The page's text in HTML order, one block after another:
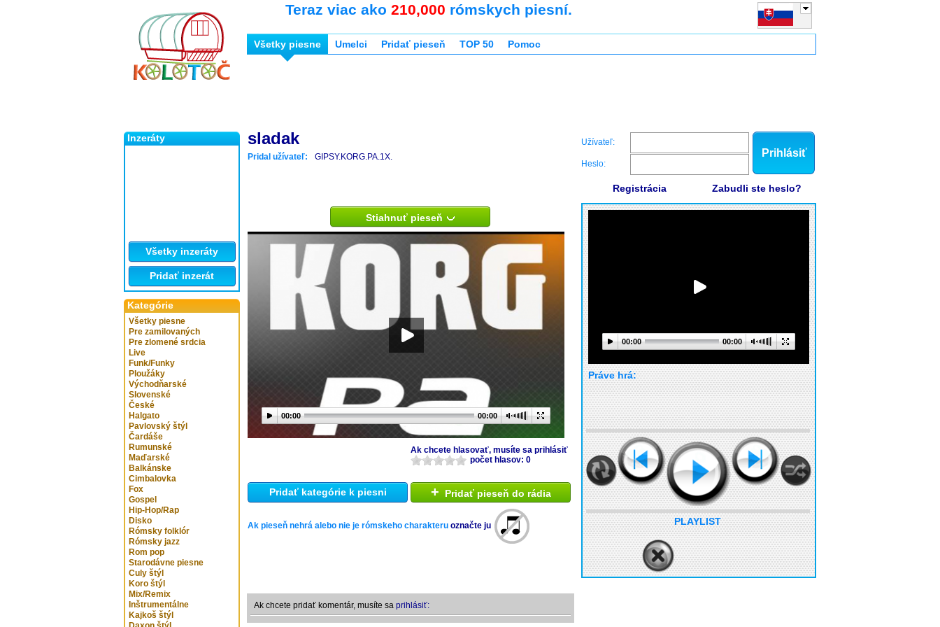
Inzeráty
Všetky inzeráty
Pridať inzerát
Kategórie
Všetky piesne
Pre zamilovaných
Pre zlomené srdcia
Live
Funk/Funky
Ploužáky
Východňarské
Slovenské
České
Halgato
Pavlovský štýl
Čardáše
Rumunské
Maďarské
Balkánske
Cimbalovka
Fox
Gospel
Hip-Hop/Rap
Disko
Rómsky folklór
Rómsky jazz
Rom pop
Starodávne piesne
Culy štýl
Koro štýl
Mix/Remix
Inštrumentálne
Kajkoš štýl
Teraz viac ako 210,000 rómskych piesní.
Všetky piesne Umelci Pridať pieseň TOP 50 Pomoc
sladak
Pridal užívateľ: GIPSY.KORG.PA.1X.
Stiahnuť pieseň
00:00 00:00
Ak chcete hlasovať, musíte sa prihlásiť
počet hlasov: 0
Pridať kategórie k piesni + Pridať pieseň do rádia
Ak pieseň nehrá alebo nie je rómskeho charakteru označte ju
Ak chcete pridať komentár, musíte sa prihlásiť:
Užívateľ:
Heslo:
Prihlásiť
Registrácia Zabudli ste heslo?
00:00 00:00
Práve hrá:
PLAYLIST